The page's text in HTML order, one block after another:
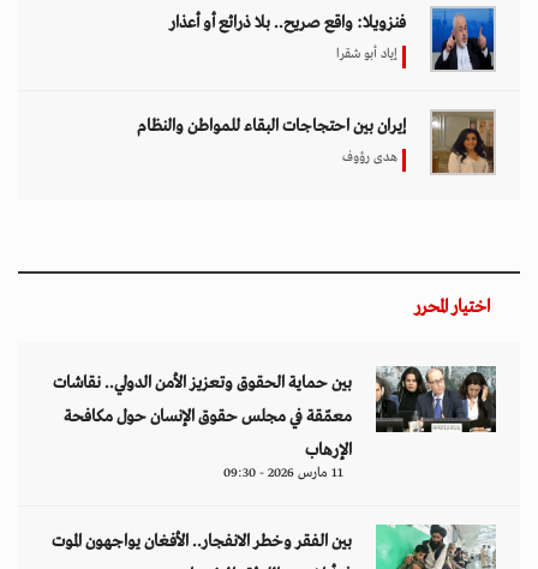
فنزويلا: واقع صريح.. بلا ذرائع أو أعذار
إياد أبو شقرا
إيران بين احتجاجات البقاء للمواطن والنظام
هدى رؤوف
اختيار المحرر
بين حماية الحقوق وتعزيز الأمن الدولي.. نقاشات
معمّقة في مجلس حقوق الإنسان حول مكافحة
الإرهاب
11 مارس 2026 - 09:30
بين الفقر وخطر الانفجار.. الأفغان يواجهون الموت